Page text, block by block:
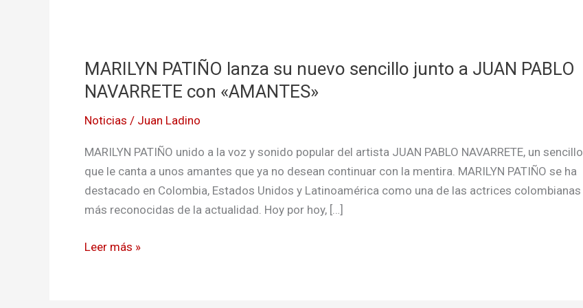
MARILYN PATIÑO lanza su nuevo sencillo junto a JUAN PABLO
NAVARRETE con «AMANTES»
Noticias / Juan Ladino
MARILYN PATIÑO unido a la voz y sonido popular del artista JUAN PABLO NAVARRETE, un sencillo
que le canta a unos amantes que ya no desean continuar con la mentira. MARILYN PATIÑO se ha
destacado en Colombia, Estados Unidos y Latinoamérica como una de las actrices colombianas
más reconocidas de la actualidad. Hoy por hoy, […]
lanza
su
sencillo
junto
JUAN
PABLO
con
Leer más »